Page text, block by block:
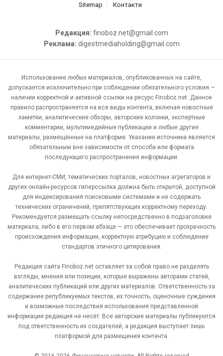
Sitemap
Контакти
Редакция: finoboz.net@gmail.com
Реклама: digestmediaholding@gmail.com
Использование любых материалов, опубликованных на сайте,
допускается исключительно при соблюдении обязательного условия —
наличии корректной и активной ссылки на ресурс Finoboz.net. Данное
правило распространяется на все виды контента, включая новостные
заметки, аналитические обзоры, авторские колонки, экспертные
комментарии, мультимедийные публикации и любые другие
материалы, размещённые на платформе. Указание источника является
обязательным вне зависимости от способа или формата
последующего распространения информации.
Для интернет-СМИ, тематических порталов, новостных агрегаторов и
других онлайн-ресурсов гиперссылка должна быть открытой, доступной
для индексирования поисковыми системами и не содержать
технических ограничений, препятствующих корректному переходу.
Рекомендуется размещать ссылку непосредственно в подзаголовке
материала, либо в его первом абзаце — это обеспечивает прозрачность
происхождения информации, корректную атрибуцию и соблюдение
стандартов этичного цитирования.
Редакция сайта Finoboz.net оставляет за собой право не разделять
взгляды, мнения или позиции, которые выражены авторами статей,
аналитических публикаций или других материалов. Ответственность за
содержание републикуемых текстов, их точность, оценочные суждения
и возможные последствия использования представленной
информации редакция не несёт. Все авторские материалы публикуются
под ответственность их создателей, а редакция выступает лишь
платформой для размещения контента.